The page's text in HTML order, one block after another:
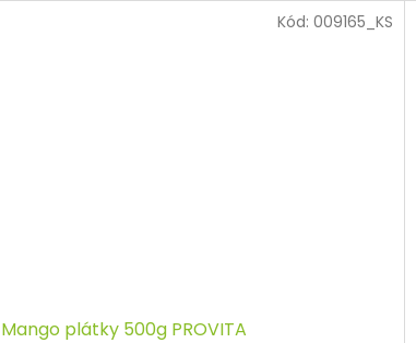
Mango plátky 500g PROVITA
Kód: 009165_KS